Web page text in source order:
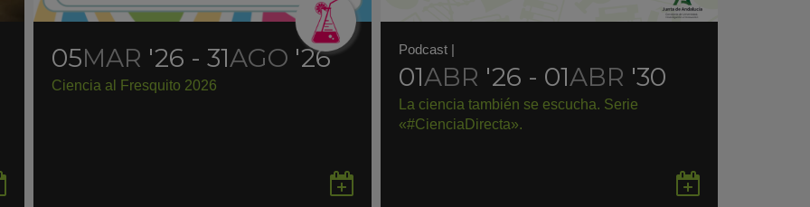
05MAR '26 - 31AGO '26
Ciencia al Fresquito 2026
Podcast|
01ABR '26 - 01ABR '30
La ciencia también se escucha. Serie
«#CienciaDirecta».